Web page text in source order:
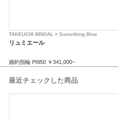
TAKEUCHI BRIDAL × Something Blue
リュミエール
婚約指輪 Pt950 ￥341,000~
最近チェックした商品